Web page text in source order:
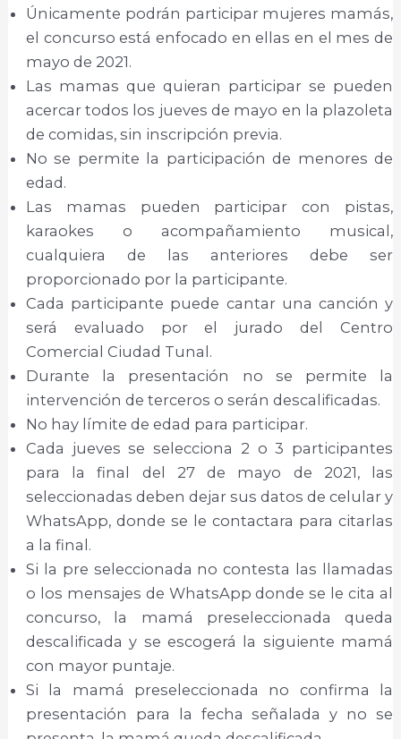
Únicamente podrán participar mujeres mamás,
el concurso está enfocado en ellas en el mes de
mayo de 2021.
Las mamas que quieran participar se pueden
acercar todos los jueves de mayo en la plazoleta
de comidas, sin inscripción previa.
No se permite la participación de menores de
edad.
Las mamas pueden participar con pistas,
karaokes o acompañamiento musical,
cualquiera de las anteriores debe ser
proporcionado por la participante.
Cada participante puede cantar una canción y
será evaluado por el jurado del Centro
Comercial Ciudad Tunal.
Durante la presentación no se permite la
intervención de terceros o serán descalificadas.
No hay límite de edad para participar.
Cada jueves se selecciona 2 o 3 participantes
para la final del 27 de mayo de 2021, las
seleccionadas deben dejar sus datos de celular y
WhatsApp, donde se le contactara para citarlas
a la final.
Si la pre seleccionada no contesta las llamadas
o los mensajes de WhatsApp donde se le cita al
concurso, la mamá preseleccionada queda
descalificada y se escogerá la siguiente mamá
con mayor puntaje.
Si la mamá preseleccionada no confirma la
presentación para la fecha señalada y no se